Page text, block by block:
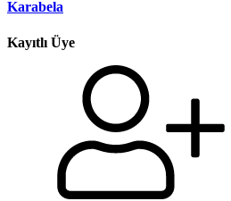
Karabela
Kayıtlı Üye